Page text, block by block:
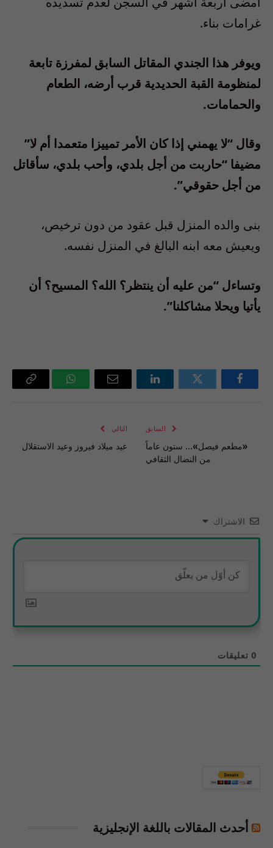
غرامات بناء.
ويوفر هذا الجندي المقاتل السابق لمفرزة تابعة
لمنظومة القبة الحديدية قرب أرضه، الطعام
والحمامات.
وقال “لا يهمني إذا كان الأمر تمييزا متعمدا أم لا”
مضيفا “حاربت من أجل بلدي، وأحب بلدي، سأقاتل
من أجل حقوقي”.
بنى والده المنزل قبل عقود من دون ترخيص،
ويعيش معه ابنه البالغ في المنزل نفسه.
وتساءل “من عليه أن ينتظر؟ الله؟ المسيح؟ أن
يأتيا ويحلا مشاكلنا”.
فيسبوك تويتر لينكدإن
البريد
واتساب Copy
السابق
«مطعم فيصل»… ستون عاماً
من النضال الثقافي
التالي
عيد ميلاد فيروز وعيد الاستقلال
الاشتراك
0 تعليقات
أحدث المقالات باللغة الإنجليزية